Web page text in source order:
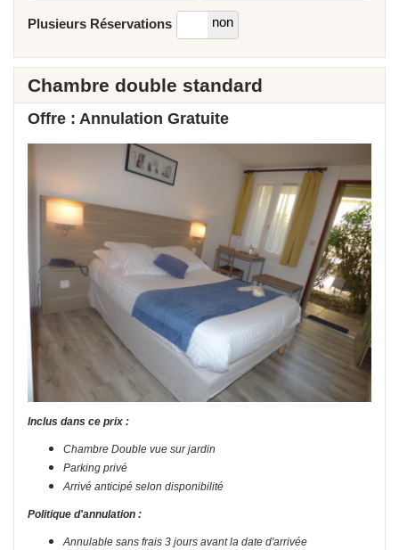
Plusieurs Réservations
oui non
Chambre double standard
Offre : Annulation Gratuite
Inclus dans ce prix :
Chambre Double vue sur jardin
Parking privé
Arrivé anticipé selon disponibilité
Politique d'annulation :
Annulable sans frais 3 jours avant la date d'arrivée